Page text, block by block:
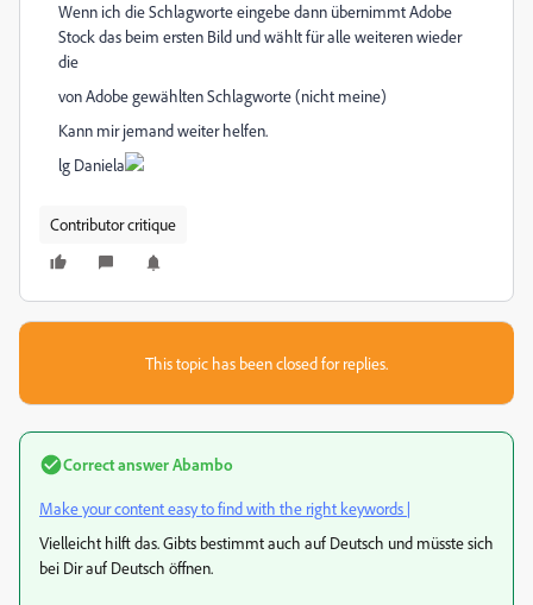
Wenn ich die Schlagworte eingebe dann übernimmt Adobe
Stock das beim ersten Bild und wählt für alle weiteren wieder
die
von Adobe gewählten Schlagworte (nicht meine)
Kann mir jemand weiter helfen.
lg Daniela
Contributor critique
This topic has been closed for replies.
Correct answerAbambo
Make your content easy to find with the right keywords |
Vielleicht hilft das. Gibts bestimmt auch auf Deutsch und müsste sich
bei Dir auf Deutsch öffnen.